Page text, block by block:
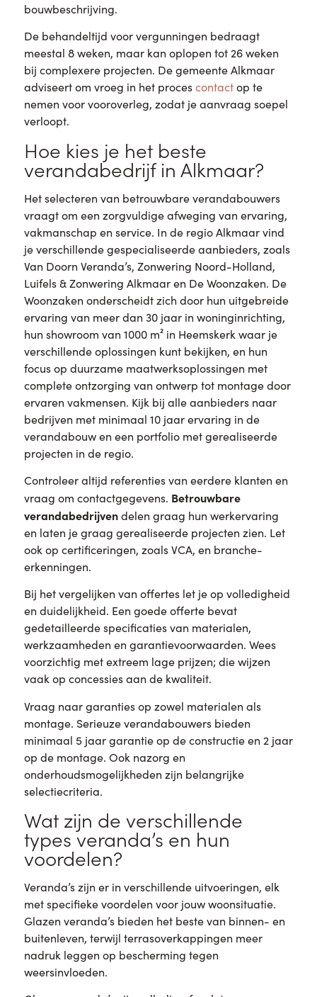
bouwbeschrijving.
De behandeltijd voor vergunningen bedraagt
meestal 8 weken, maar kan oplopen tot 26 weken
bij complexere projecten. De gemeente Alkmaar
adviseert om vroeg in het procescontactop te
nemen voor vooroverleg, zodat je aanvraag soepel
verloopt.
Hoe kies je het beste
verandabedrijf in Alkmaar?
Het selecteren van betrouwbare verandabouwers
vraagt om een zorgvuldige afweging van ervaring,
vakmanschap en service. In de regio Alkmaar vind
je verschillende gespecialiseerde aanbieders, zoals
Van Doorn Veranda’s, Zonwering Noord-Holland,
Luifels & Zonwering Alkmaar en De Woonzaken. De
Woonzaken onderscheidt zich door hun uitgebreide
ervaring van meer dan 30 jaar in woninginrichting,
hun showroom van 1000 m² in Heemskerk waar je
verschillende oplossingen kunt bekijken, en hun
focus op duurzame maatwerksoplossingen met
complete ontzorging van ontwerp tot montage door
ervaren vakmensen. Kijk bij alle aanbieders naar
bedrijven met minimaal 10 jaar ervaring in de
verandabouw en een portfolio met gerealiseerde
projecten in de regio.
Controleer altijd referenties van eerdere klanten en
vraag om contactgegevens. Betrouwbare
verandabedrijvendelen graag hun werkervaring
en laten je graag gerealiseerde projecten zien. Let
ook op certificeringen, zoals VCA, en branche-
erkenningen.
Bij het vergelijken van offertes let je op volledigheid
en duidelijkheid. Een goede offerte bevat
gedetailleerde specificaties van materialen,
werkzaamheden en garantievoorwaarden. Wees
voorzichtig met extreem lage prijzen; die wijzen
vaak op concessies aan de kwaliteit.
Vraag naar garanties op zowel materialen als
montage. Serieuze verandabouwers bieden
minimaal 5 jaar garantie op de constructie en 2 jaar
op de montage. Ook nazorg en
onderhoudsmogelijkheden zijn belangrijke
selectiecriteria.
Wat zijn de verschillende
types veranda’s en hun
voordelen?
Veranda’s zijn er in verschillende uitvoeringen, elk
met specifieke voordelen voor jouw woonsituatie.
Glazen veranda’s bieden het beste van binnen- en
buitenleven, terwijl terrasoverkappingen meer
nadruk leggen op bescherming tegen
weersinvloeden.